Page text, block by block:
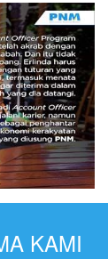
KAMI